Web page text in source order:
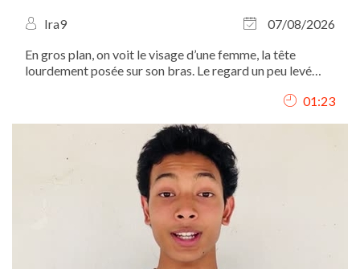
Ira9
07/08/2026
En gros plan, on voit le visage d’une femme, la tête
lourdement posée sur son bras. Le regard un peu levé
autre elle-même : "Ah, Iritchka, ma pauvre, t’as tellement
01:23